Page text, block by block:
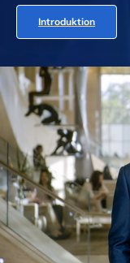
Introduktion